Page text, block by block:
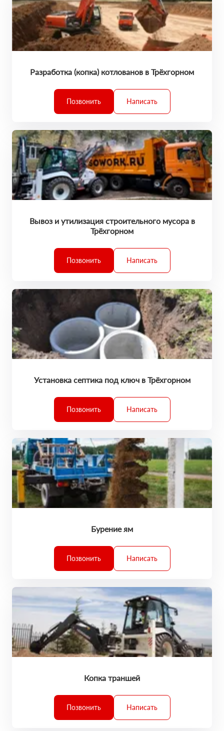
Разработка (копка) котлованов в Трёхгорном
Позвонить Написать
Вывоз и утилизация строительного мусора в
Трёхгорном
Позвонить Написать
Установка септика под ключ в Трёхгорном
Позвонить Написать
Бурение ям
Позвонить Написать
Копка траншей
Позвонить Написать